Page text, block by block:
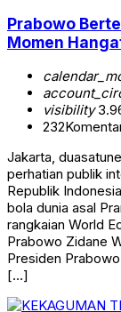
Prabowo
Momen
visibility
232
Jakarta,
perhatian publik
Republik
bola dunia asal
rangkaian World
Prabowo Zidane
Presiden
[…]